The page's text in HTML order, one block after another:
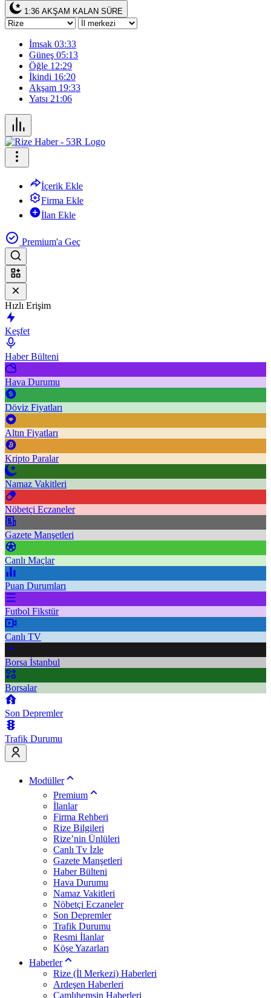
1:36 AKŞAM KALAN SÜRE
İmsak 03:33
Güneş 05:13
Öğle 12:29
İkindi 16:20
Akşam 19:33
Yatsı 21:06
İçerik Ekle
Firma Ekle
İlan Ekle
Premium'a Geç
Hızlı Erişim
Keşfet
Haber Bülteni
Hava Durumu
Döviz Fiyatları
Altın Fiyatları
Kripto Paralar
Namaz Vakitleri
Nöbetçi Eczaneler
Gazete Manşetleri
Canlı Maçlar
Puan Durumları
Futbol Fikstür
Canlı TV
Borsa İstanbul
Borsalar
Son Depremler
Trafik Durumu
Modüller
Premium
İlanlar
Firma Rehberi
Rize Bilgileri
Rize’nin Ünlüleri
Canlı Tv İzle
Gazete Manşetleri
Haber Bülteni
Hava Durumu
Namaz Vakitleri
Nöbetçi Eczaneler
Son Depremler
Trafik Durumu
Resmi İlanlar
Köşe Yazarları
Haberler
Rize (İl Merkezi) Haberleri
Ardeşen Haberleri
Çamlıhemşin Haberleri